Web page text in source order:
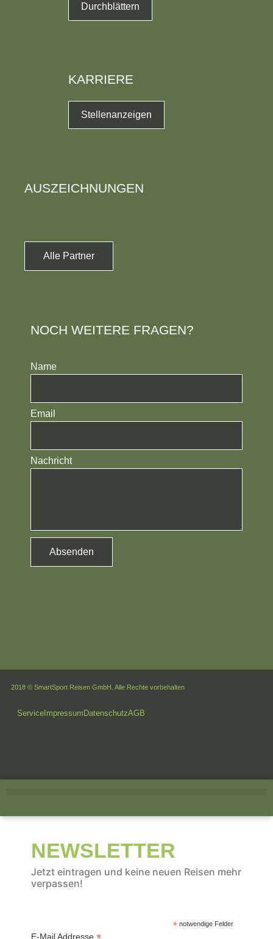
Durchblättern
KARRIERE
Stellenanzeigen
AUSZEICHNUNGEN
Alle Partner
NOCH WEITERE FRAGEN?
Name
Email
Nachricht
Absenden
2018 © SmartSport Reisen GmbH. Alle Rechte vorbehalten
ServiceImpressum DatenschutzAGB
NEWSLETTER
Jetzt eintragen und keine neuen Reisen mehr
verpassen!
*notwendige Felder
E-Mail Addresse